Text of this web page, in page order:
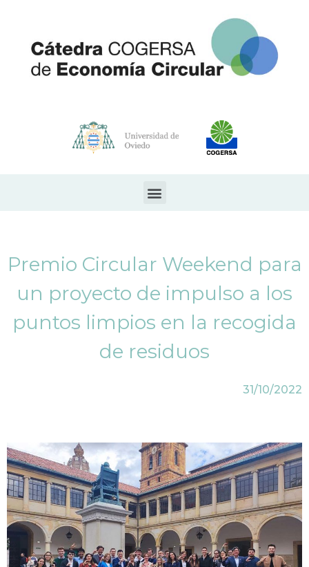
Premio Circular Weekend para
un proyecto de impulso a los
puntos limpios en la recogida
de residuos
31/10/2022